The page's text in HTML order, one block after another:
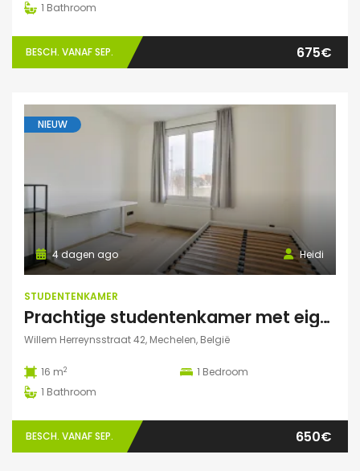
1 Bathroom
BESCH. VANAF SEP. 675€
NIEUW
Heidi
4 dagen ago
STUDENTENKAMER
Prachtige studentenkamer met eigen sanitair.
Willem Herreynsstraat 42, Mechelen, België
16 m2 1 Bedroom
1 Bathroom
BESCH. VANAF SEP. 650€